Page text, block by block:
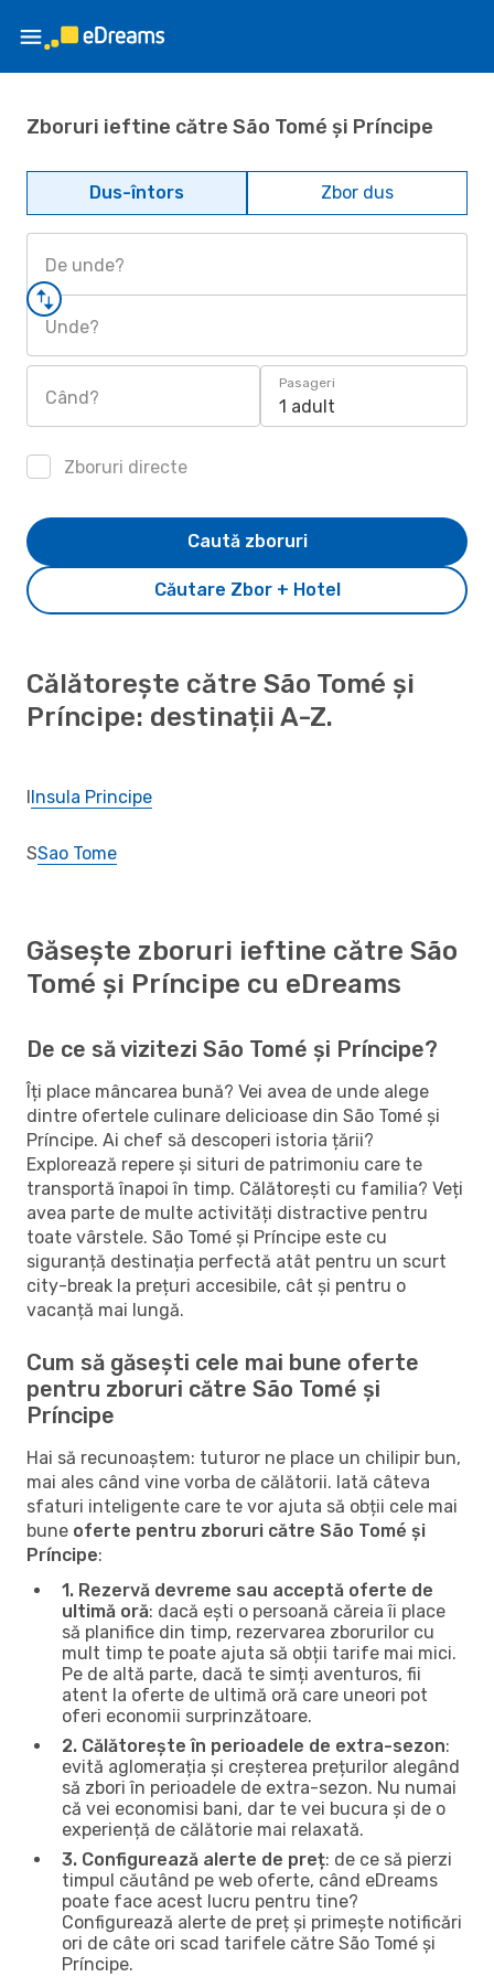
Zboruri ieftine către São Tomé și Príncipe
Dus-întors Zbor dus
De unde?
Unde?
Când?
Pasageri
1 adult
Zboruri directe
Căutare Zbor + Hotel
Caută zboruri
Călătorește către São Tomé și
Príncipe: destinații A-Z.
IInsula Principe
SSao Tome
Găsește zboruri ieftine către São
Tomé și Príncipe cu eDreams
De ce să vizitezi São Tomé și Príncipe?
Îți place mâncarea bună? Vei avea de unde alege
dintre ofertele culinare delicioase din São Tomé și
Príncipe. Ai chef să descoperi istoria țării?
Explorează repere și situri de patrimoniu care te
transportă înapoi în timp. Călătorești cu familia? Veți
avea parte de multe activități distractive pentru
toate vârstele. São Tomé și Príncipe este cu
siguranță destinația perfectă atât pentru un scurt
city-break la prețuri accesibile, cât și pentru o
vacanță mai lungă.
Cum să găsești cele mai bune oferte
pentru zboruri către São Tomé și
Príncipe
Hai să recunoaștem: tuturor ne place un chilipir bun,
mai ales când vine vorba de călătorii. Iată câteva
sfaturi inteligente care te vor ajuta să obții cele mai
bune oferte pentru zboruri către São Tomé și
Príncipe:
1. Rezervă devreme sau acceptă oferte de
ultimă oră: dacă ești o persoană căreia îi place
să planifice din timp, rezervarea zborurilor cu
mult timp te poate ajuta să obții tarife mai mici.
Pe de altă parte, dacă te simți aventuros, fii
atent la oferte de ultimă oră care uneori pot
oferi economii surprinzătoare.
2. Călătorește în perioadele de extra-sezon:
evită aglomerația și creșterea prețurilor alegând
să zbori în perioadele de extra-sezon. Nu numai
că vei economisi bani, dar te vei bucura și de o
experiență de călătorie mai relaxată.
3. Configurează alerte de preț: de ce să pierzi
timpul căutând pe web oferte, când eDreams
poate face acest lucru pentru tine?
Configurează alerte de preț și primește notificări
ori de câte ori scad tarifele către São Tomé și
Príncipe.